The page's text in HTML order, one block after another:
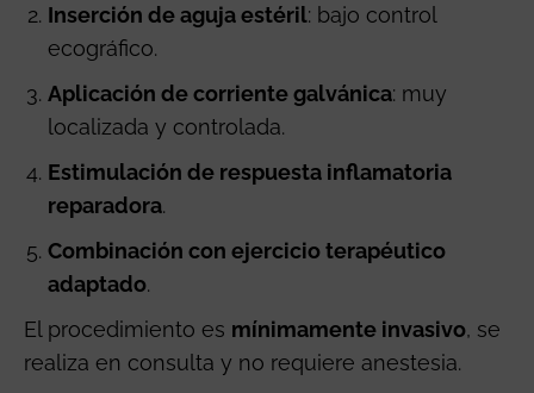
Inserción de aguja estéril: bajo control
ecográfico.
Aplicación de corriente galvánica: muy
localizada y controlada.
Estimulación de respuesta inflamatoria
reparadora.
Combinación con ejercicio terapéutico
adaptado.
El procedimiento es mínimamente invasivo, se
realiza en consulta y no requiere anestesia.